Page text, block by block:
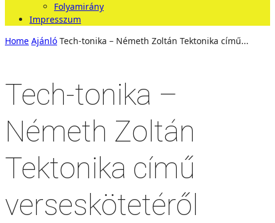
Folyamirány
Impresszum
Home Ajánló Tech-tonika – Németh Zoltán Tektonika című...
Tech-tonika –
Németh Zoltán
Tektonika című
verseskötetéről